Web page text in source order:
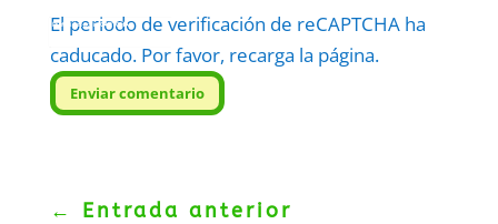
El periodo de verificación de reCAPTCHA ha
caducado. Por favor, recarga la página.
Enviar comentario
Protegidos porreCAPTCHA
Politica–
← Entrada anterior